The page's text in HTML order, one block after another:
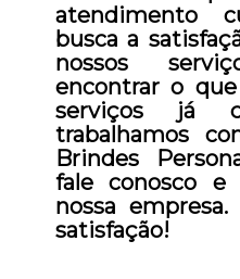
atendimento
busca a
nossos
encontrar o
serviços já
trabalhamos
Brindes
fale conosco e
nossa
satisfação!